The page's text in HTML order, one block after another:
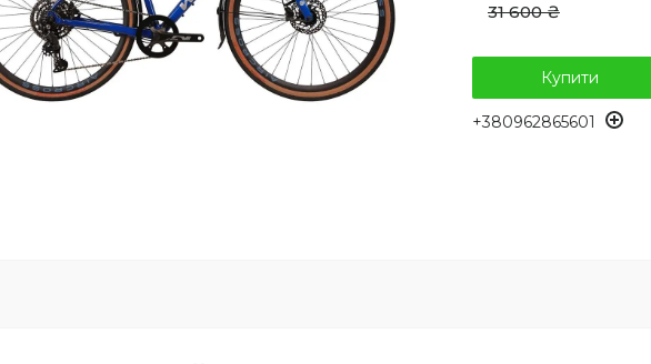
31 600 ₴
Купити
+380962865601